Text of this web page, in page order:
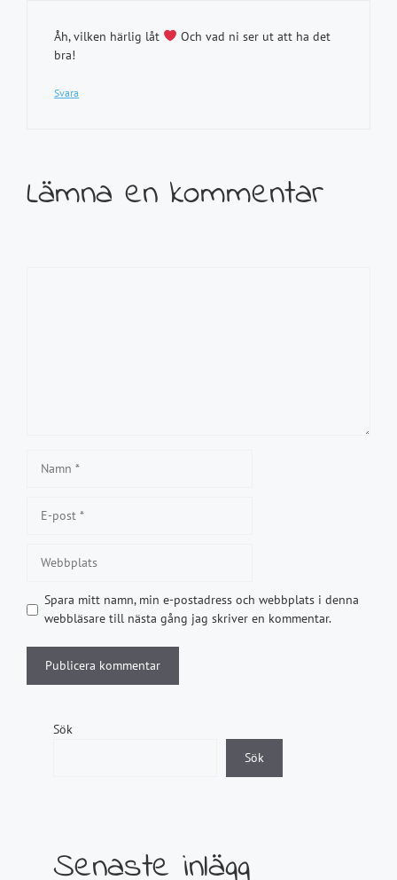
Åh, vilken härlig låt
Och vad ni ser ut att ha det
bra!
Svara
Lämna en kommentar
post
Spara mitt namn, min e-postadress och webbplats i denna
webbläsare till nästa gång jag skriver en kommentar.
Sök
Sök
Senaste inlägg